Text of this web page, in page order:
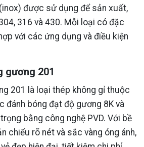
được sử dụng để sản xuất,
316 và 430. Mỗi loại có đặc
với các ứng dụng và điều kiện
gương 201
201 là loại thép không gỉ thuộc
đánh bóng đạt độ gương 8K và
bằng công nghệ PVD. Với bề
chiếu rõ nét và sắc vàng óng ánh,